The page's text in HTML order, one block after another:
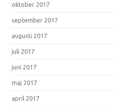
oktober 2017
september 2017
augusti 2017
juli 2017
juni 2017
maj 2017
april 2017